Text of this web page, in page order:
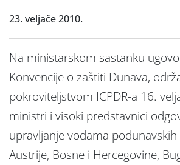
23. veljače 2010.
Na ministarskom sastanku
Konvencije o zaštiti Dunava,
pokroviteljstvom ICPDR-a 16.
ministri i visoki predstavnici
upravljanje vodama podunavskih
Austrije, Bosne i Hercegovine,